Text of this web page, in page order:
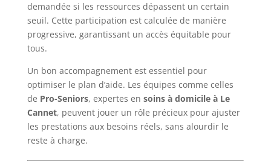
demandée si les ressources dépassent un certain
seuil. Cette participation est calculée de manière
progressive, garantissant un accès équitable pour
tous.
Un bon accompagnement est essentiel pour
optimiser le plan d’aide. Les équipes comme celles
de Pro-Seniors, expertes en soins à domicile à Le
Cannet, peuvent jouer un rôle précieux pour ajuster
les prestations aux besoins réels, sans alourdir le
reste à charge.